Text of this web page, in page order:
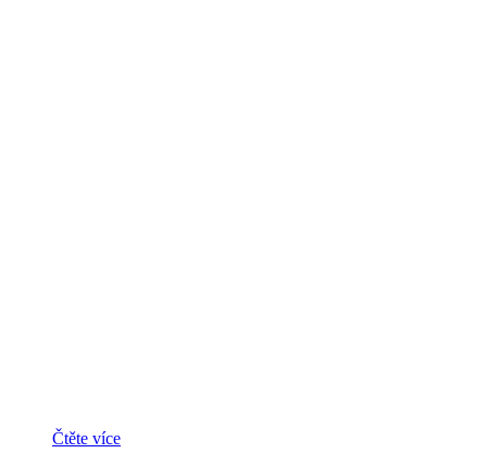
Čtěte více